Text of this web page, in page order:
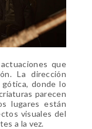
que
La dirección
donde lo
parecen
lugares están
visuales del
a la vez.